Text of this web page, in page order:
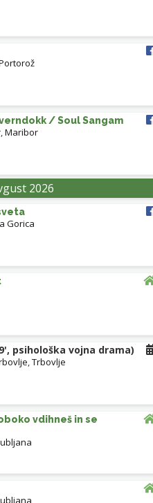
/ Soul Sangam
,Maribor
2026
Gorica
psihološka vojna drama)
,Trbovlje
vdihneš in se